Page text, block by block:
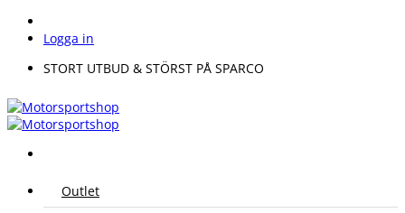
Skip
Logga in
STORT UTBUD & STÖRST PÅ SPARCO
Outlet